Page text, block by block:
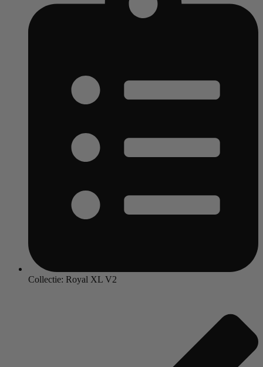
Collectie: Royal XL V2